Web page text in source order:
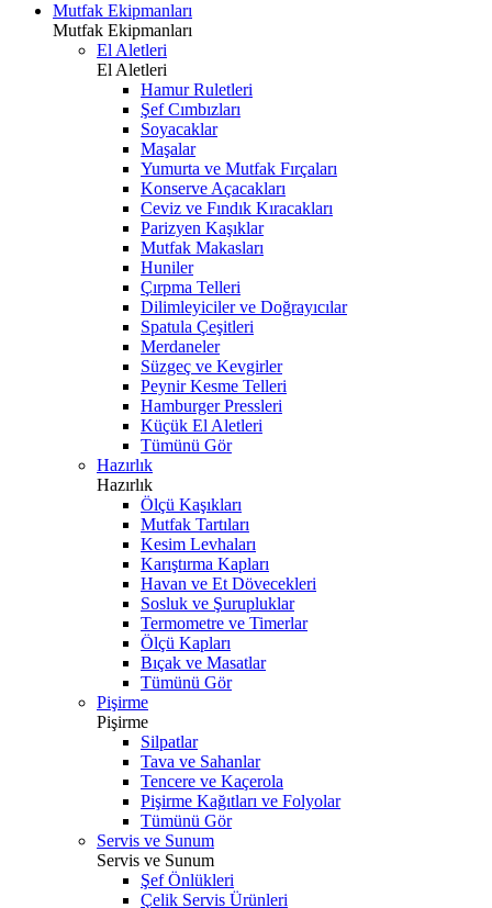
Mutfak Ekipmanları
Mutfak Ekipmanları
El Aletleri
El Aletleri
Hamur Ruletleri
Şef Cımbızları
Soyacaklar
Maşalar
Yumurta ve Mutfak Fırçaları
Konserve Açacakları
Ceviz ve Fındık Kıracakları
Parizyen Kaşıklar
Mutfak Makasları
Huniler
Çırpma Telleri
Dilimleyiciler ve Doğrayıcılar
Spatula Çeşitleri
Merdaneler
Süzgeç ve Kevgirler
Peynir Kesme Telleri
Hamburger Pressleri
Küçük El Aletleri
Tümünü Gör
Hazırlık
Hazırlık
Ölçü Kaşıkları
Mutfak Tartıları
Kesim Levhaları
Karıştırma Kapları
Havan ve Et Dövecekleri
Sosluk ve Şurupluklar
Termometre ve Timerlar
Ölçü Kapları
Bıçak ve Masatlar
Tümünü Gör
Pişirme
Pişirme
Silpatlar
Tava ve Sahanlar
Tencere ve Kaçerola
Pişirme Kağıtları ve Folyolar
Tümünü Gör
Servis ve Sunum
Servis ve Sunum
Şef Önlükleri
Çelik Servis Ürünleri